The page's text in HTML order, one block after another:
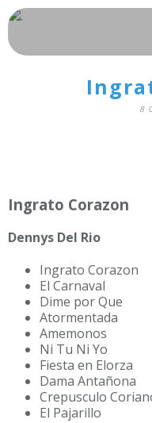
8
Ingrato Corazon
Dennys Del Rio
Ingrato Corazon
El Carnaval
Dime por Que
Atormentada
Amemonos
Ni Tu Ni Yo
Fiesta en Elorza
Dama Antañona
Crepusculo
El Pajarillo